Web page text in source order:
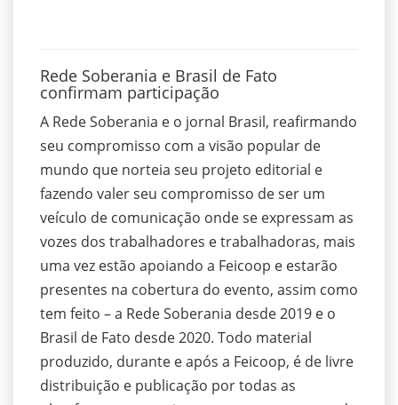
Rede Soberania e Brasil de Fato
confirmam participação
A Rede Soberania e o jornal Brasil, reafirmando
seu compromisso com a visão popular de
mundo que norteia seu projeto editorial e
fazendo valer seu compromisso de ser um
veículo de comunicação onde se expressam as
vozes dos trabalhadores e trabalhadoras, mais
uma vez estão apoiando a Feicoop e estarão
presentes na cobertura do evento, assim como
tem feito – a Rede Soberania desde 2019 e o
Brasil de Fato desde 2020. Todo material
produzido, durante e após a Feicoop, é de livre
distribuição e publicação por todas as